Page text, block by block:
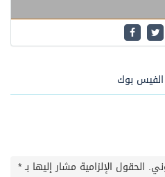
الفيس بوك
الحقول الإلزامية مشار إليها بـ*